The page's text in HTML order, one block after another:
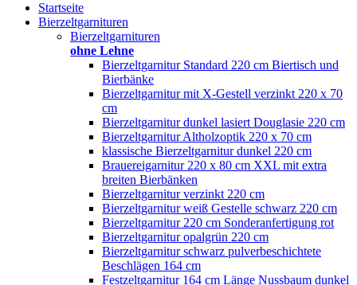
Startseite
Bierzeltgarnituren
Bierzeltgarnituren
ohne Lehne
Bierzeltgarnitur Standard 220 cm Biertisch und
Bierbänke
Bierzeltgarnitur mit X-Gestell verzinkt 220 x 70
cm
Bierzeltgarnitur dunkel lasiert Douglasie 220 cm
Bierzeltgarnitur Altholzoptik 220 x 70 cm
klassische Bierzeltgarnitur dunkel 220 cm
Brauereigarnitur 220 x 80 cm XXL mit extra
breiten Bierbänken
Bierzeltgarnitur verzinkt 220 cm
Bierzeltgarnitur weiß Gestelle schwarz 220 cm
Bierzeltgarnitur 220 cm Sonderanfertigung rot
Bierzeltgarnitur opalgrün 220 cm
Bierzeltgarnitur schwarz pulverbeschichtete
Beschlägen 164 cm
Festzeltgarnitur 164 cm Länge Nussbaum dunkel